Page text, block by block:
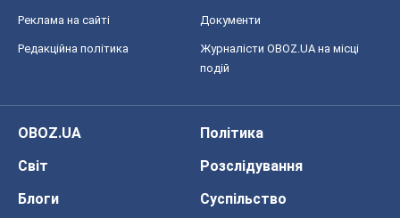
Реклама на сайті Документи
Редакційна політика
Журналісти OBOZ.UA на місці
подій
OBOZ.UA
Політика
Світ
Розслідування
Блоги
Суспільство